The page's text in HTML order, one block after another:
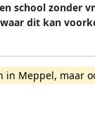
school
dit kan
Meppel, maar